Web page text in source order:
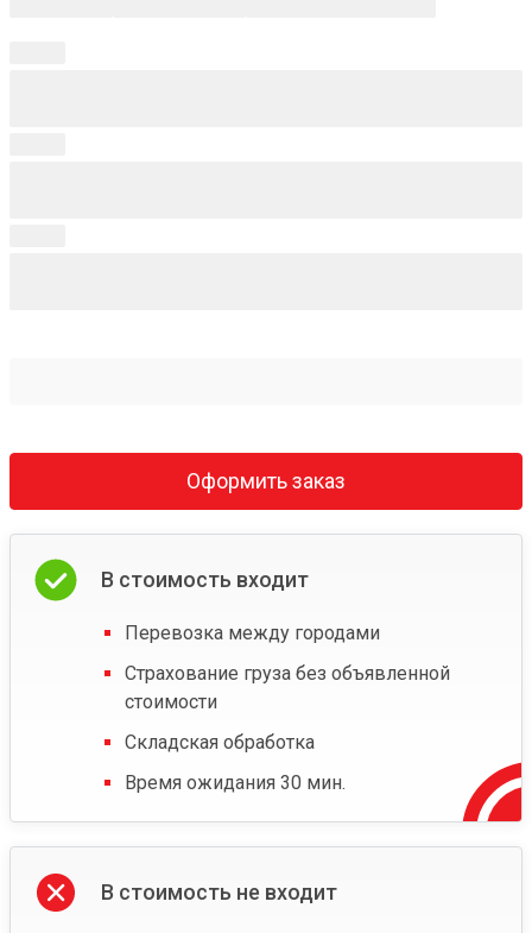
Оформить заказ
В стоимость входит
Перевозка между городами
Страхование груза без объявленной
стоимости
Складская обработка
Время ожидания 30 мин.
В стоимость не входит